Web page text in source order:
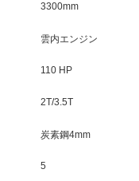
3300mm
雲内エンジン
110 HP
2T/3.5T
炭素鋼4mm
5